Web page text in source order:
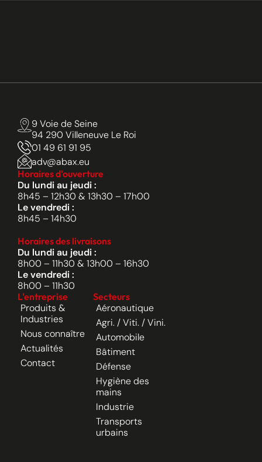
9 Voie de Seine
94 290 Villeneuve Le Roi
01 49 61 91 95
adv@abax.eu
Horaires d'ouverture
Du lundi au jeudi :
8h45 – 12h30 & 13h30 – 17h00
Le vendredi :
8h45 – 14h30
Horaires des livraisons
Du lundi au jeudi :
8h00 – 11h30 & 13h00 – 16h30
Le vendredi :
8h00 – 11h30
L'entreprise
Produits &
Industries
Nous connaître
Actualités
Contact
Secteurs
Aéronautique
Agri. / Viti. / Vini.
Automobile
Bâtiment
Défense
Hygiène des
mains
Industrie
Transports
urbains